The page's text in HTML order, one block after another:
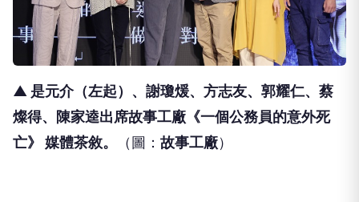
▲ 是元介（左起）、謝瓊煖、方志友、郭耀仁、蔡
燦得、陳家逵出席故事工廠《一個公務員的意外死
亡》 媒體茶敘。 （圖： 故事工廠）